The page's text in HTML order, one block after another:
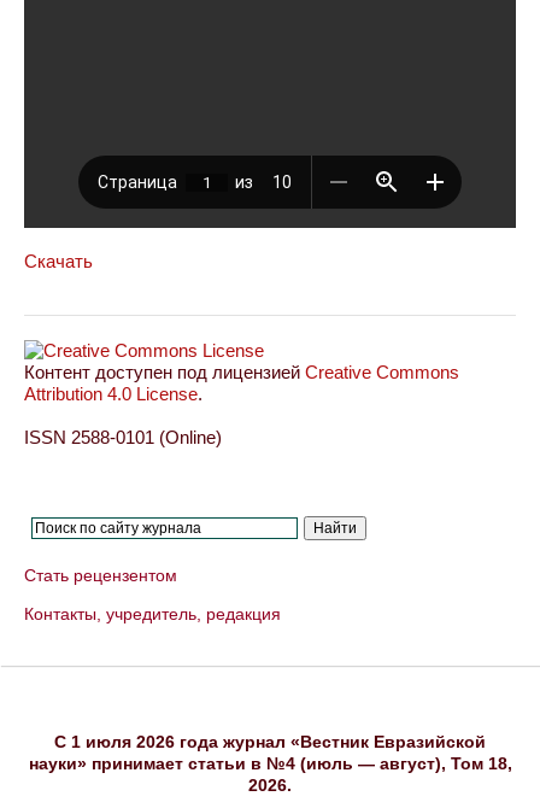
Скачать
Контент доступен под лицензией Creative Commons
Attribution 4.0 License.
ISSN 2588-0101 (Online)
Стать рецензентом
Контакты, учредитель, редакция
C 1 июля 2026 года журнал «Вестник Евразийской
науки» принимает статьи в №4 (июль — август), Том 18,
2026.